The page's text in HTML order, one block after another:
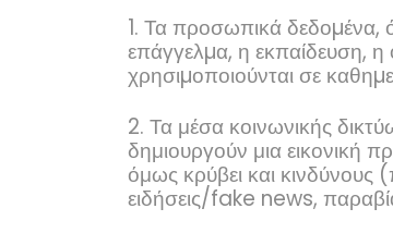
1. Τα προσωπικά δεδοµένα,
επάγγελµα, η εκπαίδευση, η
χρησιµοποιούνται σε
2. Τα μέσα κοινωνικής
δημιουργούν μια εικονική
όμως κρύβει και
ειδήσεις/fake news,